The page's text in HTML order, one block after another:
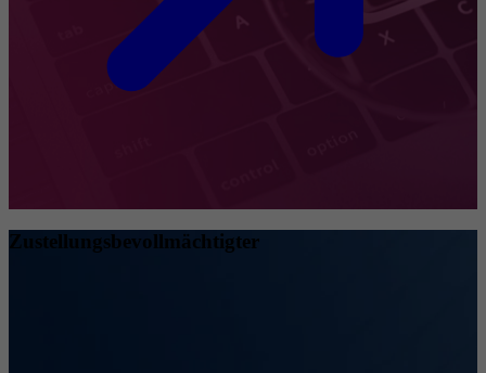
Zustellungsbevollmächtigter